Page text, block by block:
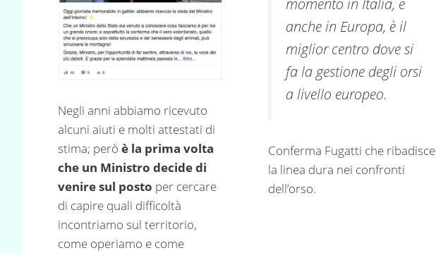
anche in Europa, è il
miglior centro dove si
fa la gestione degli orsi
a livello europeo.
Conferma Fugatti che ribadisce
la linea dura nei confronti
dell’orso.
Negli anni abbiamo ricevuto
alcuni aiuti e molti attestati di
stima; però è la prima volta
che un Ministro decide di
venire sul posto per cercare
di capire quali difficoltà
incontriamo sul territorio,
come operiamo e come